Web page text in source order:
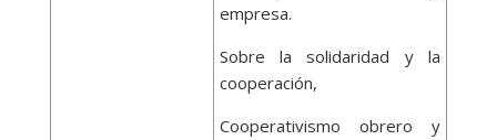
empresa.
Sobre la solidaridad y la
cooperación,
Cooperativismo obrero y